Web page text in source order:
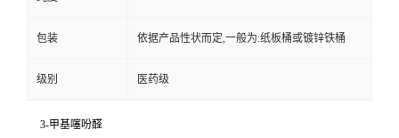
包装 依据产品性状而定,一般为:纸板桶或镀锌铁桶
级别 医药级
3-甲基噻吩醛